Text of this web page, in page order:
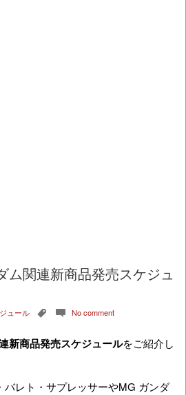
ム関連新商品発売スケジュ
ュール , c No comment
新商品発売スケジュールをご紹介し
レト・サプレッサーやMG ガンダ